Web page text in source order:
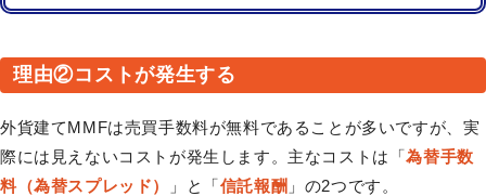
理由②コストが発生する
外貨建てMMFは売買手数料が無料であることが多いですが、実
際には見えないコストが発生します。主なコストは「為替手数
料（為替スプレッド）
」と「信託報酬 」の2つです。